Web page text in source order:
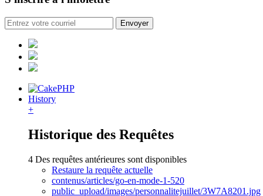
History
+
Historique des Requêtes
4 Des requêtes antérieures sont disponibles
Restaure la requête actuelle
contenus/articles/go-en-mode-1-520
public_upload/images/personnalitejuillet/3W7A8201.jpg